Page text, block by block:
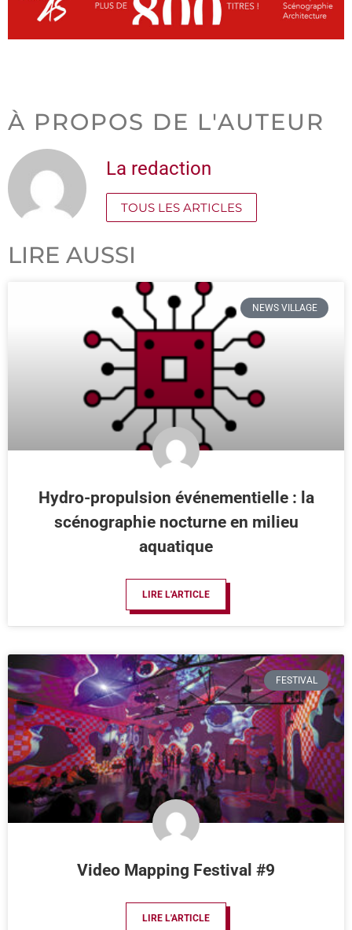
À PROPOS DE L'AUTEUR
La redaction
TOUS LES ARTICLES
LIRE AUSSI
NEWS VILLAGE
Hydro-propulsion événementielle : la
scénographie nocturne en milieu
aquatique
LIRE L'ARTICLE
FESTIVAL
Video Mapping Festival #9
LIRE L'ARTICLE